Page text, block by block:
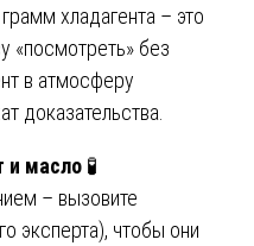
хладагента – это
«посмотреть» без
в атмосферу
доказательства.
и масло 🧪
– вызовите
эксперта), чтобы они